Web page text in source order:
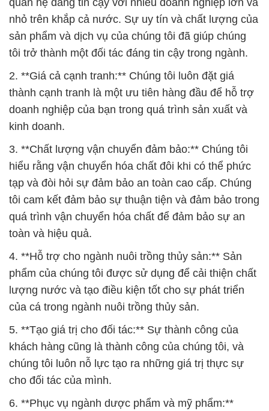
quan hệ đáng tin cậy với nhiều doanh nghiệp lớn và
nhỏ trên khắp cả nước. Sự uy tín và chất lượng của
sản phẩm và dịch vụ của chúng tôi đã giúp chúng
tôi trở thành một đối tác đáng tin cậy trong ngành.
2. **Giá cả cạnh tranh:** Chúng tôi luôn đặt giá
thành cạnh tranh là một ưu tiên hàng đầu để hỗ trợ
doanh nghiệp của bạn trong quá trình sản xuất và
kinh doanh.
3. **Chất lượng vận chuyển đảm bảo:** Chúng tôi
hiểu rằng vận chuyển hóa chất đôi khi có thể phức
tạp và đòi hỏi sự đảm bảo an toàn cao cấp. Chúng
tôi cam kết đảm bảo sự thuận tiện và đảm bảo trong
quá trình vận chuyển hóa chất để đảm bảo sự an
toàn và hiệu quả.
4. **Hỗ trợ cho ngành nuôi trồng thủy sản:** Sản
phẩm của chúng tôi được sử dụng để cải thiện chất
lượng nước và tạo điều kiện tốt cho sự phát triển
của cá trong ngành nuôi trồng thủy sản.
5. **Tạo giá trị cho đối tác:** Sự thành công của
khách hàng cũng là thành công của chúng tôi, và
chúng tôi luôn nỗ lực tạo ra những giá trị thực sự
cho đối tác của mình.
6. **Phục vụ ngành dược phẩm và mỹ phẩm:**